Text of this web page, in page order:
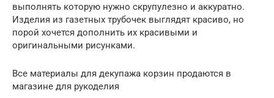
выполнять которую нужно скрупулезно и аккуратно.
Изделия из газетных трубочек выглядят красиво, но
порой хочется дополнить их красивыми и
оригинальными рисунками.
Все материалы для декупажа корзин продаются в
магазине для рукоделия